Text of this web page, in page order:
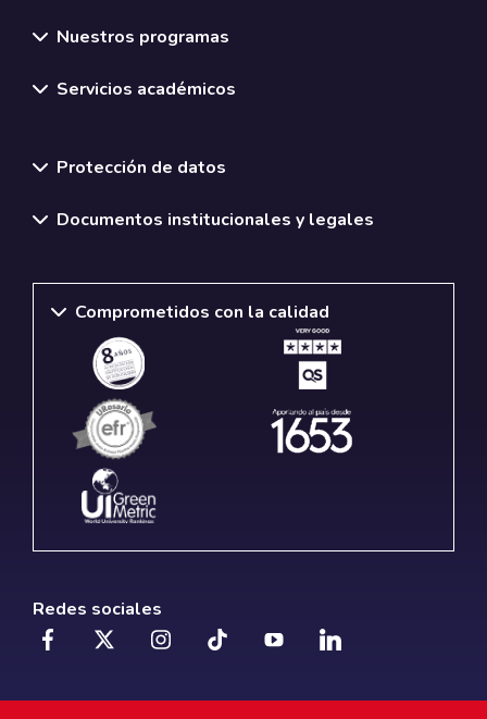
Nuestros programas
Servicios académicos
Protección de datos
Documentos institucionales y legales
Comprometidos con la calidad
Redes sociales